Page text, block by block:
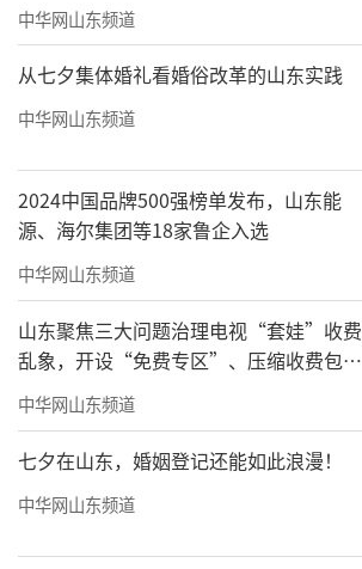
中华网山东频道
从七夕集体婚礼看婚俗改革的山东实践
中华网山东频道
2024中国品牌500强榜单发布，山东能
源、海尔集团等18家鲁企入选
中华网山东频道
山东聚焦三大问题治理电视“套娃”收费
乱象，开设“免费专区”、压缩收费包比
例70%以上
中华网山东频道
七夕在山东，婚姻登记还能如此浪漫！
中华网山东频道